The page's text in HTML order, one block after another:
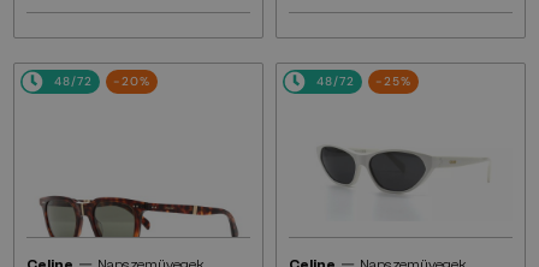
48/72 -20% 48/72 -25%